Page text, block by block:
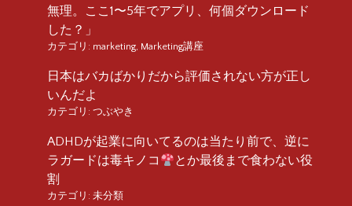
無理。ここ1〜5年でアプリ、何個ダウンロード
した？」
カテゴリ: marketing, Marketing講座
日本はバカばかりだから評価されない方が正し
いんだよ
カテゴリ: つぶやき
ADHDが起業に向いてるのは当たり前で、逆に
ラガードは毒キノコ
とか最後まで食わない役
割
カテゴリ: 未分類